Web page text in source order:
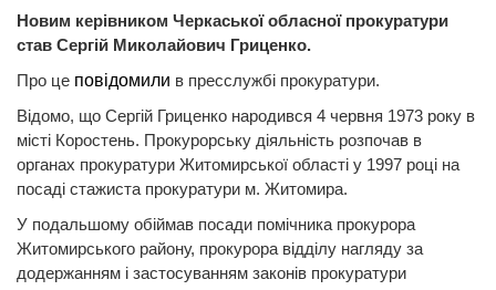
Новим керівником Черкаської обласної прокуратури
став Сергій Миколайович Гриценко.
Про це повідомили в пресслужбі прокуратури.
Відомо, що Сергій Гриценко народився 4 червня 1973 року в
місті Коростень. Прокурорську діяльність розпочав в
органах прокуратури Житомирської області у 1997 році на
посаді стажиста прокуратури м. Житомира.
У подальшому обіймав посади помічника прокурора
Житомирського району, прокурора відділу нагляду за
додержанням і застосуванням законів прокуратури